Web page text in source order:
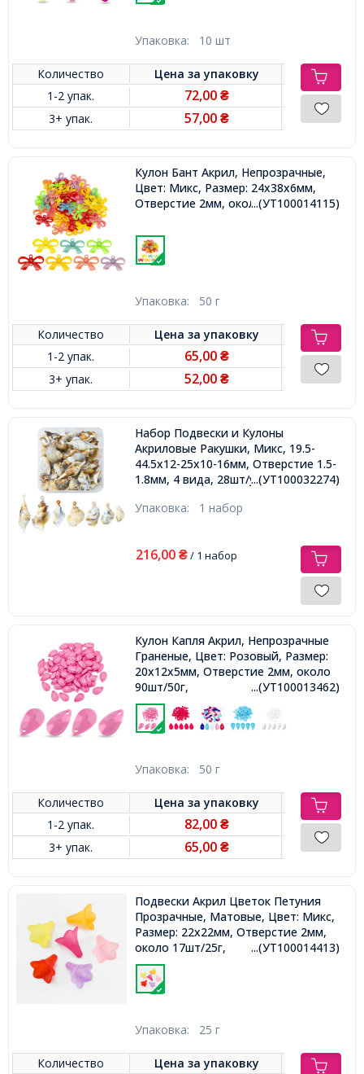
Упаковка: 10 шт
Количество Цена заупаковку
1-2 упак.
72,00₴
3+ упак. 57,00₴
Кулон Бант Акрил, Непрозрачные,
Цвет: Микс, Размер: 24x38x6мм,
Отверстие 2мм, около 46шт/50г,
...(УТ100014115)
Упаковка: 50 г
Количество Цена заупаковку
1-2 упак.
65,00₴
3+ упак. 52,00₴
Набор Подвески и Кулоны
Акриловые Ракушки, Микс, 19.5-
44.5x12-25x10-16мм, Отверстие 1.5-
1.8мм, 4 вида, 28шт/упак,...(УТ100032274)
Упаковка: 1 набор
216,00 ₴/ 1 набор
Кулон Капля Акрил, Непрозрачные
Граненые, Цвет: Розовый, Размер:
20х12х5мм, Отверстие 2мм, около
90шт/50г,
...(УТ100013462)
Упаковка: 50 г
Количество Цена заупаковку
1-2 упак.
82,00₴
3+ упак. 65,00₴
Подвески Акрил Цветок Петуния
Прозрачные, Матовые, Цвет: Микс,
Размер: 22x22мм, Отверстие 2мм,
около 17шт/25г,
...(УТ100014413)
Упаковка: 25 г
Количество Цена заупаковку